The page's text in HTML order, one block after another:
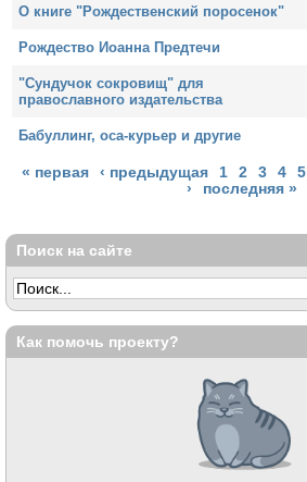
О книге "Рождественский поросенок"
Рождество Иоанна Предтечи
"Сундучок сокровищ" для
православного издательства
Бабуллинг, оса-курьер и другие
Страницы
« первая ‹ предыдущая 1 2 3 4 5
›
последняя »
Поиск на сайте
Как помочь проекту?